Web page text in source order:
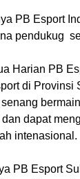
PB Esport
pendukug
Harian PB
di
dapat
intenasional.
PB Esport